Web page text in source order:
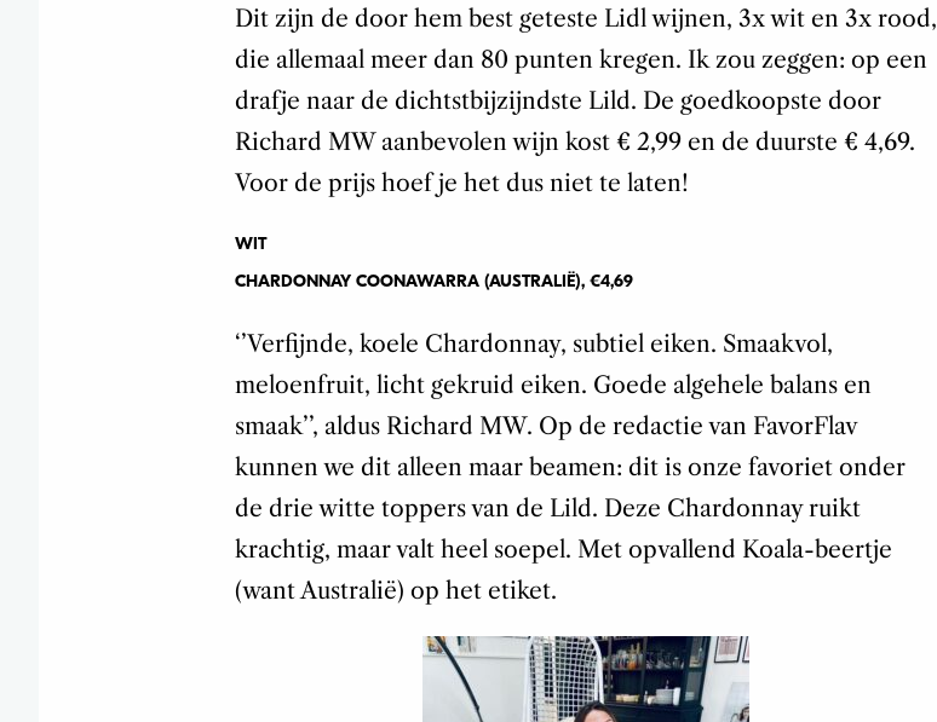
Dit zijn de door hem best geteste Lidl wijnen, 3x wit en 3x rood,
die allemaal meer dan 80 punten kregen. Ik zou zeggen: op een
drafje naar de dichtstbijzijndste Lild. De goedkoopste door
Richard MW aanbevolen wijn kost € 2,99 en de duurste € 4,69.
Voor de prijs hoef je het dus niet te laten!
WIT
CHARDONNAY COONAWARRA (AUSTRALIË), €4,69
‘’Verfijnde, koele Chardonnay, subtiel eiken. Smaakvol,
meloenfruit, licht gekruid eiken. Goede algehele balans en
smaak’’, aldus Richard MW. Op de redactie van FavorFlav
kunnen we dit alleen maar beamen: dit is onze favoriet onder
de drie witte toppers van de Lild. Deze Chardonnay ruikt
krachtig, maar valt heel soepel. Met opvallend Koala-beertje
(want Australië) op het etiket.